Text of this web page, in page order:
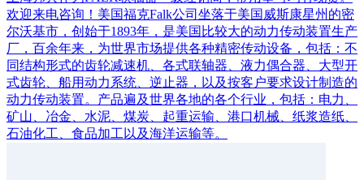
欢迎来电咨询！美国福克Falk公司坐落于美国威斯康星州的密
尔沃基市，创始于1893年，是美国比较大的动力传动装置生产
厂，百余年来，为世界市场提供各种精密传动设备，包括：不
同结构形式的齿轮减速机、各式联轴器、液力偶合器、大型开
式齿轮、船用动力系统、逆止器，以及按客户要求设计制造的
动力传动装置。产品遍及世界各地的各个行业，包括：电力、
矿山、冶金、水泥、煤炭、起重运输、港口机械、纸浆造纸、
石油化工、食品加工以及海洋运输等。